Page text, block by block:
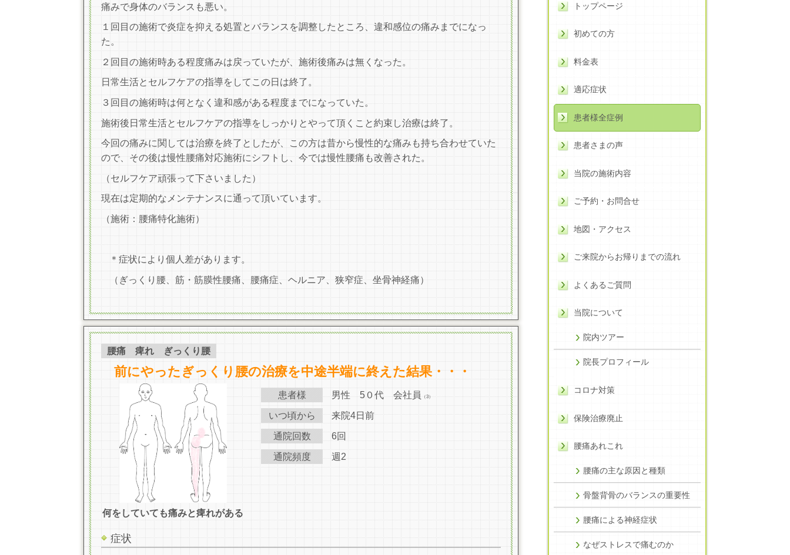
痛みで身体のバランスも悪い。
１回目の施術で炎症を抑える処置とバランスを調整したところ、違和感位の痛みまでになっ
た。
２回目の施術時ある程度痛みは戻っていたが、施術後痛みは無くなった。
日常生活とセルフケアの指導をしてこの日は終了。
３回目の施術時は何となく違和感がある程度までになっていた。
施術後日常生活とセルフケアの指導をしっかりとやって頂くこと約束し治療は終了。
今回の痛みに関しては治療を終了としたが、この方は昔から慢性的な痛みも持ち合わせていた
ので、その後は慢性腰痛対応施術にシフトし、今では慢性腰痛も改善された。
（セルフケア頑張って下さいました）
現在は定期的なメンテナンスに通って頂いています。
（施術：腰痛特化施術）
＊症状により個人差があります。
（ぎっくり腰、筋・筋膜性腰痛、腰痛症、ヘルニア、狭窄症、坐骨神経痛）
腰痛 痺れ ぎっくり腰
前にやったぎっくり腰の治療を中途半端に終えた結果・・・
何をしていても痛みと痺れがある
患者様 男性 5０代 会社員 （3）
いつ頃から 来院4日前
通院回数 6回
通院頻度 週2
症状
トップページ
初めての方
料金表
適応症状
患者様全症例
患者さまの声
当院の施術内容
ご予約・お問合せ
地図・アクセス
ご来院からお帰りまでの流れ
よくあるご質問
当院について
院内ツアー
院長プロフィール
コロナ対策
保険治療廃止
腰痛あれこれ
腰痛の主な原因と種類
骨盤背骨のバランスの重要性
腰痛による神経症状
なぜストレスで痛むのか